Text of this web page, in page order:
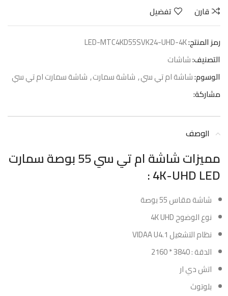
قارن
تفضيل
رمز المنتج:LED-MTC4KD55SVK24-UHD-4K
التصنيف:شاشات
الوسوم:شاشة ام تي سي, شاشة سمارت, شاشة سمارت ام تي سي
مشاركة:
الوصف
مميزات شاشة ام تي سي 55 بوصة سمارت
4K-UHD LED :
شاشة مقاس 55 بوصة
نوع الوضوح 4K UHD
نظام التشغيل VIDAA U4.1
الدقة : 3840 * 2160
اتش دي ار
بلوتوث